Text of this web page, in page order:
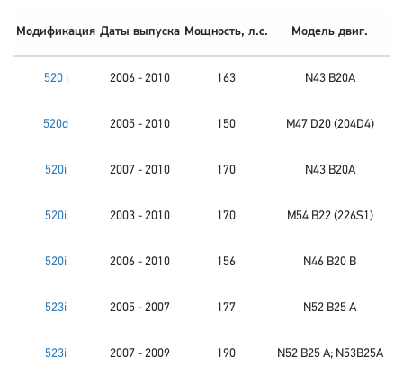
Модификация Даты выпуска Мощность, л.с. Модель двиг.
520 i 2006 - 2010 163 N43 B20A
520d 2005 - 2010 150 M47 D20 (204D4)
520i 2007 - 2010 170 N43 B20A
520i 2003 - 2010 170 M54 B22 (226S1)
520i 2006 - 2010 156 N46 B20 B
523i 2005 - 2007 177 N52 B25 A
523i 2007 - 2009 190 N52 B25 A; N53B25A